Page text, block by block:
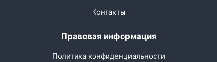
Контакты
Правовая информация
Политика конфиденциальности